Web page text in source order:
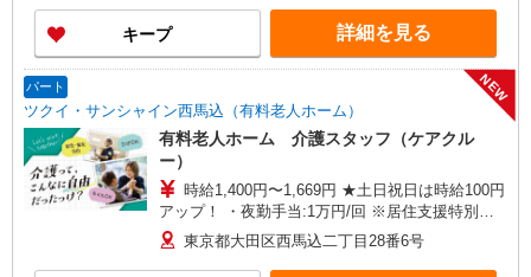
【在宅介護センター小岩】東京都江戸川区西小岩
四丁目14-6 メゾン司1階1F号室 【在宅介護セン
ター西東京】東京都西東京市西原町一丁目4-6 サ
ンハイツ101号室 【在宅介護センター石神井】東
京都練馬区石神井町三丁目18-4 ユービル102号
【在宅介護センター大田】東京都大田区蒲田二丁
目19-8
キープ 詳細を見る
パート
ツクイ・サンシャイン西馬込（有料老人ホーム）
NEW
有料老人ホーム 介護スタッフ（ケアクル
ー）
時給1,400円〜1,669円 ★土日祝日は時給100円
アップ！ ・夜勤手当:1万円/回 ※居住支援特別手
当:120円/時給含む ※給与幅は資格・経験等による
東京都大田区西馬込二丁目28番6号